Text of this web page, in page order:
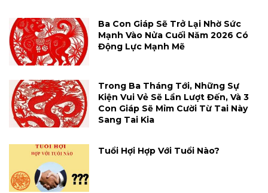
Ba Con Giáp Sẽ Trở Lại Nhờ Sức
Mạnh Vào Nửa Cuối Năm 2026 Có
Động Lực Mạnh Mẽ
Trong Ba Tháng Tới, Những Sự
Kiện Vui Vẻ Sẽ Lần Lượt Đến, Và 3
Con Giáp Sẽ Mỉm Cười Từ Tai Này
Sang Tai Kia
Tuổi Hợi Hợp Với Tuổi Nào?